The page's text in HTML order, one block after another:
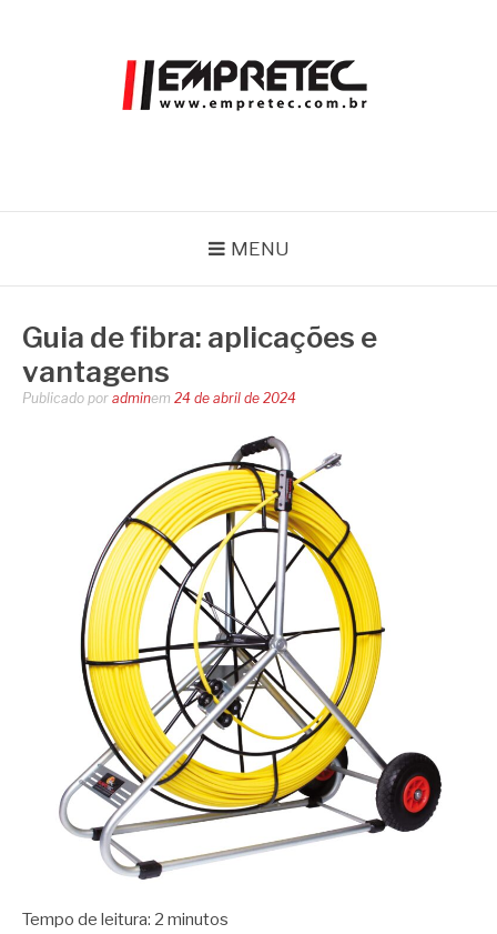
MENU
Guia de fibra: aplicações e
vantagens
Publicado por adminem 24 de abril de 2024
Tempo de leitura: 2 minutos